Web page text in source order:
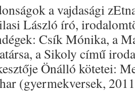
a vajdasági
László író,
Csík Mónika, a
a Sikoly című
Önálló kötetei:
(gyermekversek,